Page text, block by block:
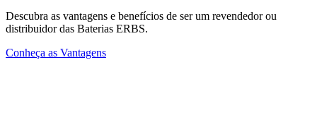
Descubra as vantagens e benefícios de ser um revendedor ou
distribuidor das Baterias ERBS.
Conheça as Vantagens